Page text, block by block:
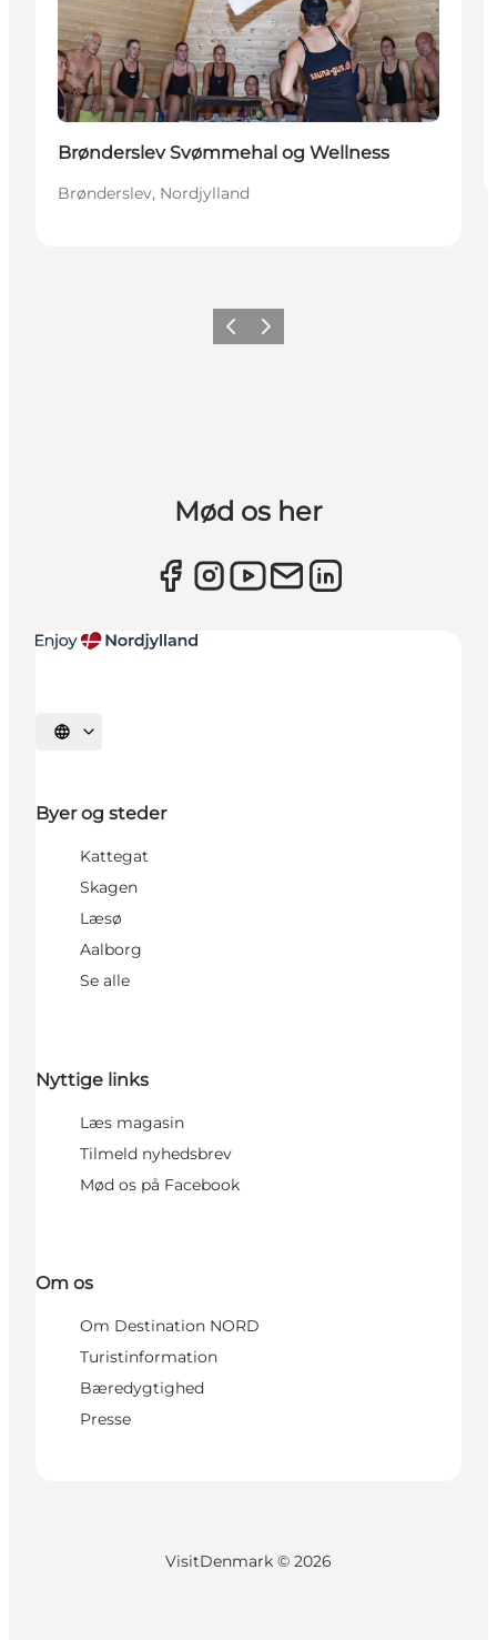
Brønderslev Svømmehal og Wellness
Brønderslev, Nordjylland
ForrigeNæste
Mød os her
Vælg sprog
Byer og steder
Kattegat
Skagen
Læsø
Aalborg
Se alle
Nyttige links
Læs magasin
Tilmeld nyhedsbrev
Mød os på Facebook
Om os
Om Destination NORD
Turistinformation
Bæredygtighed
Presse
VisitDenmark © 2026